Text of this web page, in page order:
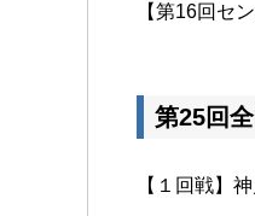
【第16回セ
第25回
【１回戦】